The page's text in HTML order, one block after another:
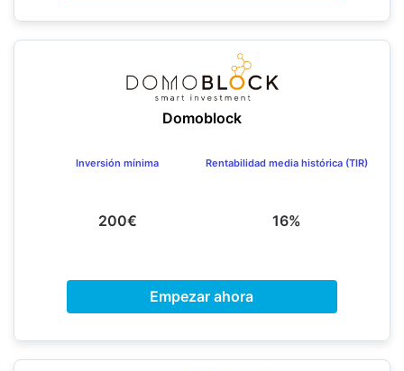
Domoblock
Inversión mínima
200€
Rentabilidad media histórica (TIR)
16%
Empezar ahora